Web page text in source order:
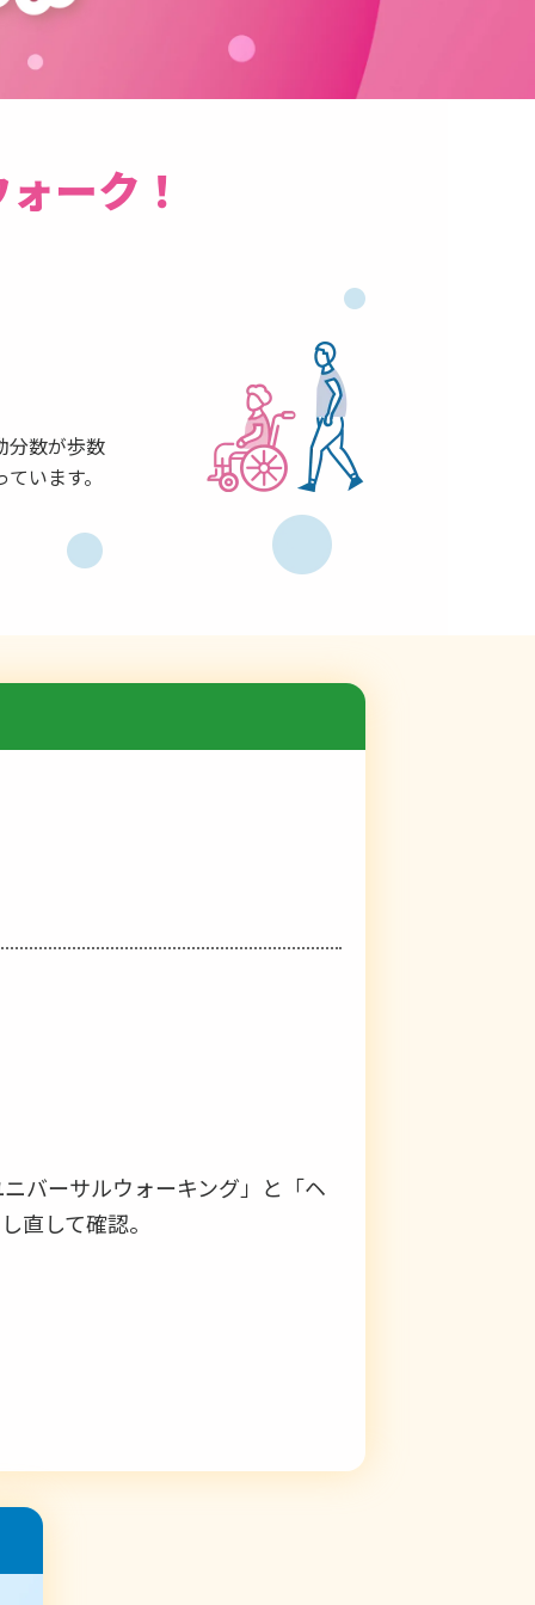
ーク！
分数が歩数
います。
バーサルウォーキング」と「ヘ
直して確認。
ポイントが変更になっていま
が、スタンプ帳や賞品応募への